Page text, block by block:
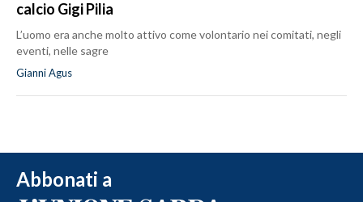
calcio Gigi Pilia
L’uomo era anche molto attivo come volontario nei comitati, negli
eventi, nelle sagre
Gianni Agus
Abbonati a